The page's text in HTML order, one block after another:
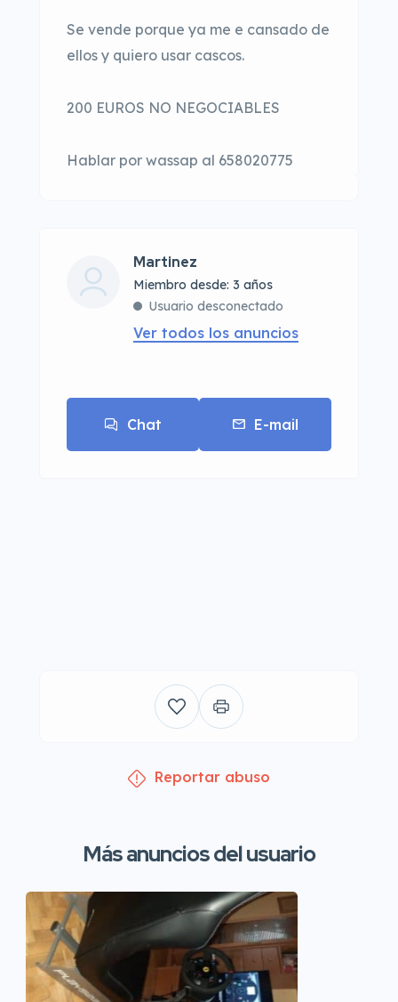
Se vende porque ya me e cansado de
ellos y quiero usar cascos.
200 EUROS NO NEGOCIABLES
Hablar por wassap al 658020775
Martinez
Miembro desde: 3 años
Usuario desconectado
Ver todos los anuncios
Chat E-mail
Reportar abuso
Más anuncios del usuario